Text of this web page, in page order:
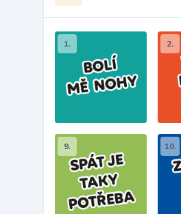
1. 2.
9. 10.